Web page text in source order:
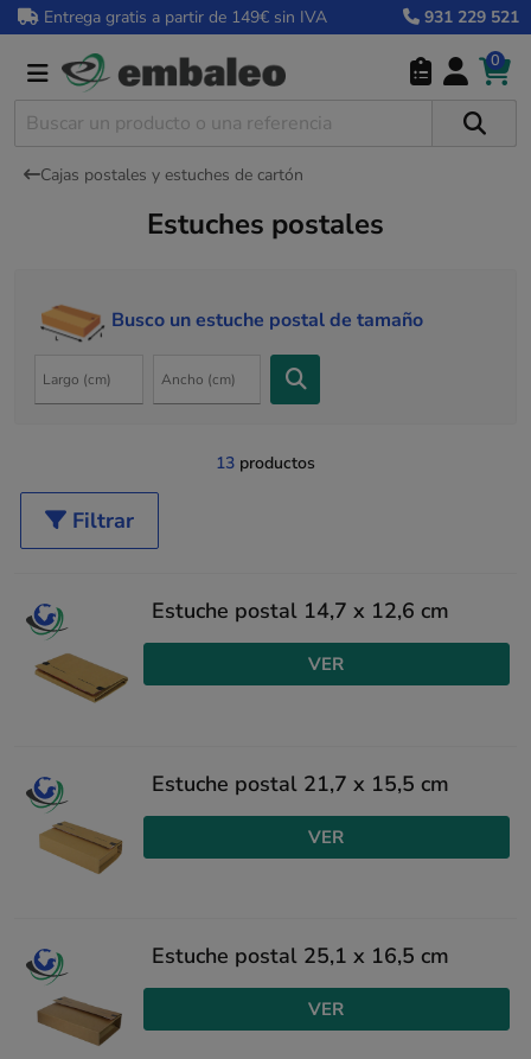
Entrega gratis a partir de 149€ sin IVA 931 229 521
0
Cajas postales y estuches de cartón
Estuches postales
Busco un estuche postal de tamaño
13 productos
Filtrar
Estuche postal 14,7 x 12,6 cm
VER
Estuche postal 21,7 x 15,5 cm
VER
Estuche postal 25,1 x 16,5 cm
VER